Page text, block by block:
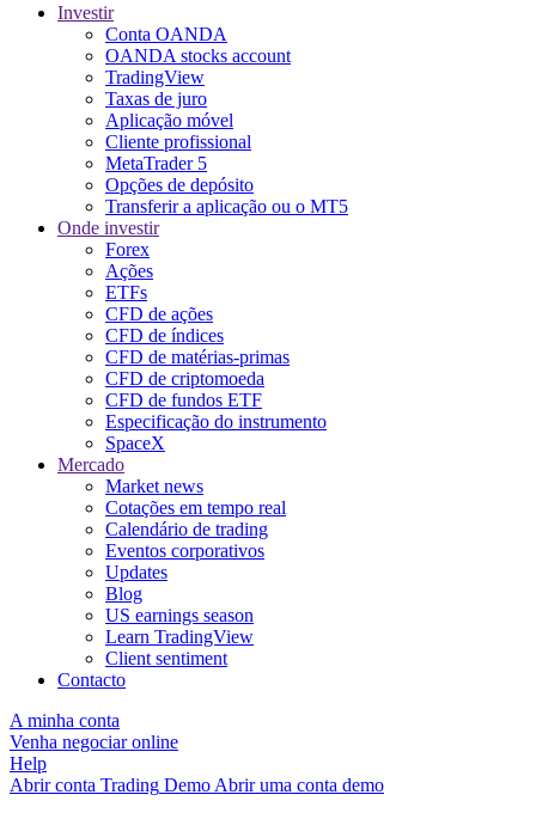
Investir
Conta OANDA
OANDA stocks account
TradingView
Taxas de juro
Aplicação móvel
Cliente profissional
MetaTrader 5
Opções de depósito
Transferir a aplicação ou o MT5
Onde investir
Forex
Ações
ETFs
CFD de ações
CFD de índices
CFD de matérias-primas
CFD de criptomoeda
CFD de fundos ETF
Especificação do instrumento
SpaceX
Mercado
Market news
Cotações em tempo real
Calendário de trading
Eventos corporativos
Updates
Blog
US earnings season
Learn TradingView
Client sentiment
Contacto
A minha conta
Venha negociar online
Help
Abrir conta Trading Demo Abrir uma conta demo